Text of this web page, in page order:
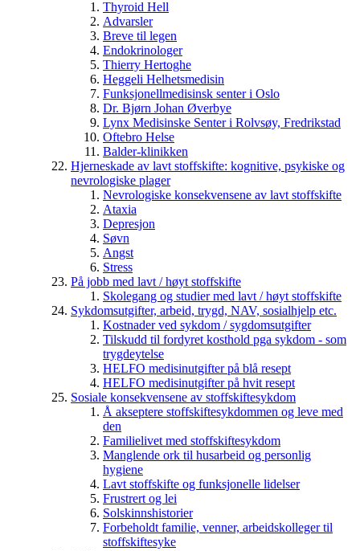
Thyroid Hell
Advarsler
Breve til legen
Endokrinologer
Thierry Hertoghe
Heggeli Helhetsmedisin
Funksjonellmedisinsk senter i Oslo
Dr. Bjørn Johan Øverbye
Lynx Medisinske Senter i Rolvsøy, Fredrikstad
Oftebro Helse
Balder-klinikken
Hjerneskade av lavt stoffskifte: kognitive, psykiske og
nevrologiske plager
Nevrologiske konsekvensene av lavt stoffskifte
Ataxia
Depresjon
Søvn
Angst
Stress
På jobb med lavt / høyt stoffskifte
Skolegang og studier med lavt / høyt stoffskifte
Sykdomsutgifter, arbeid, trygd, NAV, sosialhjelp etc.
Kostnader ved sykdom / sygdomsutgifter
Tilskudd til fordyret kosthold pga sykdom - som
trygdeytelse
HELFO medisinutgifter på blå resept
HELFO medisinutgifter på hvit resept
Sosiale konsekvensene av stoffskiftesykdom
Å akseptere stoffskiftesykdommen og leve med
den
Familielivet med stoffskiftesykdom
Manglende ork til husarbeid og personlig
hygiene
Lavt stoffskifte og funksjonelle lidelser
Frustrert og lei
Solskinnshistorier
Forbeholdt familie, venner, arbeidskolleger til
stoffskiftesyke